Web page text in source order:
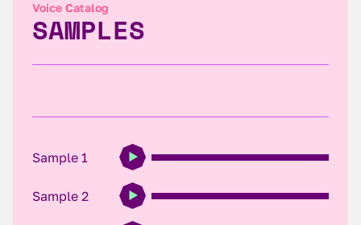
Voice Catalog
SAMPLES
Sample 1
Sample 2